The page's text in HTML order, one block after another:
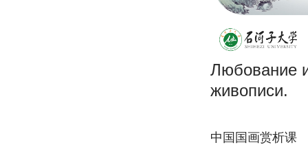
Любование
живописи.
中国国画赏析课